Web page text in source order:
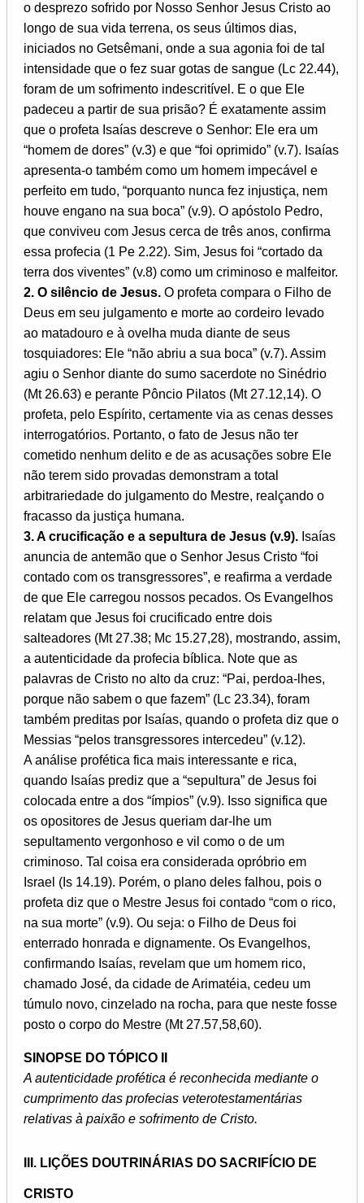
o desprezo sofrido por Nosso Senhor Jesus Cristo ao
longo de sua vida terrena, os seus últimos dias,
iniciados no Getsêmani, onde a sua agonia foi de tal
intensidade que o fez suar gotas de sangue (Lc 22.44),
foram de um sofrimento indescritível. E o que Ele
padeceu a partir de sua prisão? É exatamente assim
que o profeta Isaías descreve o Senhor: Ele era um
“homem de dores” (v.3) e que “foi oprimido” (v.7). Isaías
apresenta-o também como um homem impecável e
perfeito em tudo, “porquanto nunca fez injustiça, nem
houve engano na sua boca” (v.9). O apóstolo Pedro,
que conviveu com Jesus cerca de três anos, confirma
essa profecia (1 Pe 2.22). Sim, Jesus foi “cortado da
terra dos viventes” (v.8) como um criminoso e malfeitor.
2. O silêncio de Jesus. O profeta compara o Filho de
Deus em seu julgamento e morte ao cordeiro levado
ao matadouro e à ovelha muda diante de seus
tosquiadores: Ele “não abriu a sua boca” (v.7). Assim
agiu o Senhor diante do sumo sacerdote no Sinédrio
(Mt 26.63) e perante Pôncio Pilatos (Mt 27.12,14). O
profeta, pelo Espírito, certamente via as cenas desses
interrogatórios. Portanto, o fato de Jesus não ter
cometido nenhum delito e de as acusações sobre Ele
não terem sido provadas demonstram a total
arbitrariedade do julgamento do Mestre, realçando o
fracasso da justiça humana.
3. A crucificação e a sepultura de Jesus (v.9). Isaías
anuncia de antemão que o Senhor Jesus Cristo “foi
contado com os transgressores”, e reafirma a verdade
de que Ele carregou nossos pecados. Os Evangelhos
relatam que Jesus foi crucificado entre dois
salteadores (Mt 27.38; Mc 15.27,28), mostrando, assim,
a autenticidade da profecia bíblica. Note que as
palavras de Cristo no alto da cruz: “Pai, perdoa-lhes,
porque não sabem o que fazem” (Lc 23.34), foram
também preditas por Isaías, quando o profeta diz que o
Messias “pelos transgressores intercedeu” (v.12).
A análise profética fica mais interessante e rica,
quando Isaías prediz que a “sepultura” de Jesus foi
colocada entre a dos “ímpios” (v.9). Isso significa que
os opositores de Jesus queriam dar-lhe um
sepultamento vergonhoso e vil como o de um
criminoso. Tal coisa era considerada opróbrio em
Israel (Is 14.19). Porém, o plano deles falhou, pois o
profeta diz que o Mestre Jesus foi contado “com o rico,
na sua morte” (v.9). Ou seja: o Filho de Deus foi
enterrado honrada e dignamente. Os Evangelhos,
confirmando Isaías, revelam que um homem rico,
chamado José, da cidade de Arimatéia, cedeu um
túmulo novo, cinzelado na rocha, para que neste fosse
posto o corpo do Mestre (Mt 27.57,58,60).
SINOPSE DO TÓPICO II
A autenticidade profética é reconhecida mediante o
cumprimento das profecias veterotestamentárias
relativas à paixão e sofrimento de Cristo.
III. LIÇÕES DOUTRINÁRIAS DO SACRIFÍCIO DE
CRISTO